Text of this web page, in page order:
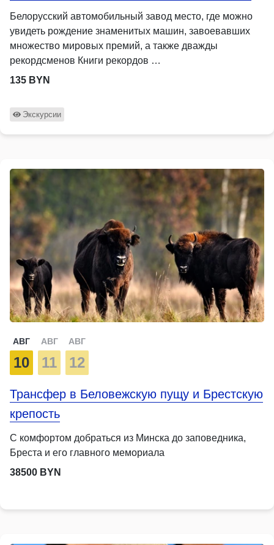
Белорусский автомобильный завод место, где можно
увидеть рождение знаменитых машин, завоевавших
множество мировых премий, а также дважды
рекордсменов Книги рекордов …
135 BYN
Экскурсии
АВГ
10
АВГ
11
АВГ
12
Трансфер в Беловежскую пущу и Брестскую
крепость
С комфортом добраться из Минска до заповедника,
Бреста и его главного мемориала
38500 BYN